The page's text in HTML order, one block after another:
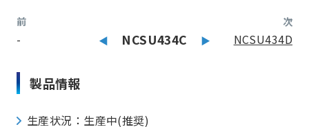
前
- NCSU434C
次
NCSU434D
製品情報
生産状況：生産中(推奨)